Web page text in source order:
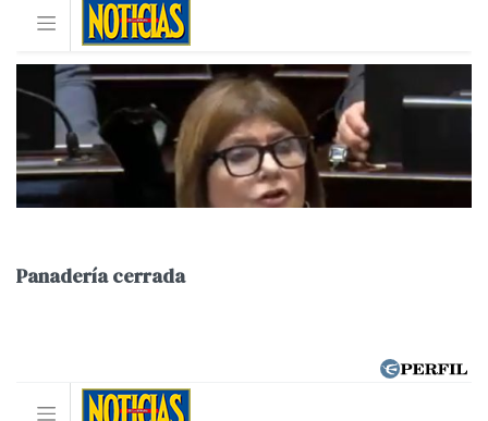
Panadería cerrada